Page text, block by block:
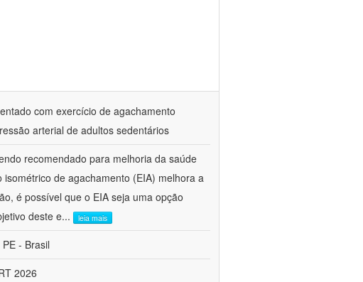
com exercício de agachamento
arterial de adultos sedentários
recomendado para melhoria da saúde
de agachamento (EIA) melhora a
é possível que o EIA seja uma opção
deste e... leia mais
- Brasil
2026